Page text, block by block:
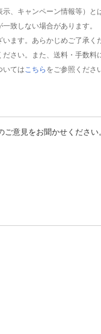
キャンペーン情報等）と
致しない場合があります。
ます。あらかじめご了承く
い。また、送料・手数料
いては こちら をご参照くださ
意見をお聞かせください